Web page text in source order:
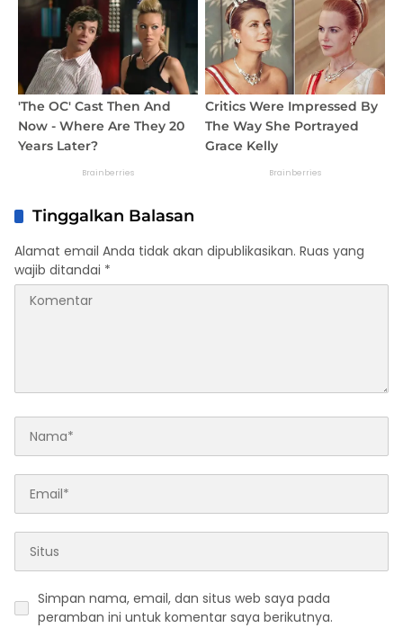
Tinggalkan Balasan
Alamat email Anda tidak akan dipublikasikan. Ruas yang
wajib ditandai *
Simpan nama, email, dan situs web saya pada
peramban ini untuk komentar saya berikutnya.